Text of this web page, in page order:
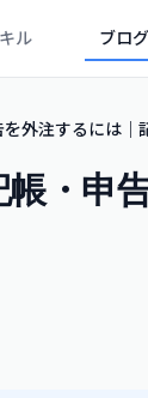
ル ブログ
外注するには
・申